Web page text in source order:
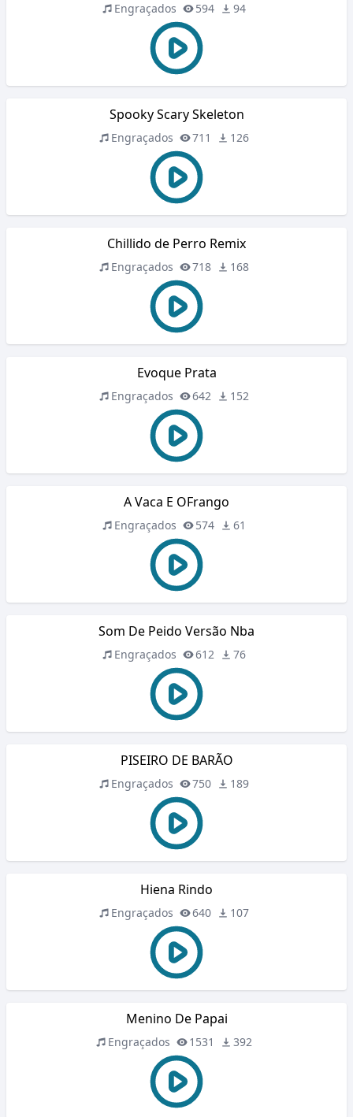
Engraçados 594 94
Spooky Scary Skeleton
Engraçados 711 126
Chillido de Perro Remix
Engraçados 718 168
Evoque Prata
Engraçados 642 152
A Vaca E OFrango
Engraçados 574 61
Som De Peido Versão Nba
Engraçados 612 76
PISEIRO DE BARÃO
Engraçados 750 189
Hiena Rindo
Engraçados 640 107
Menino De Papai
Engraçados 1531 392